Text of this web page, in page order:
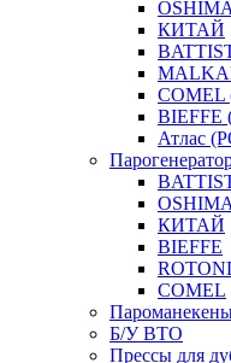
КИТАЙ
Атлас
OSHIMA
КИТАЙ
BIEFFE
COMEL
Б/У ВТО
Прессы для